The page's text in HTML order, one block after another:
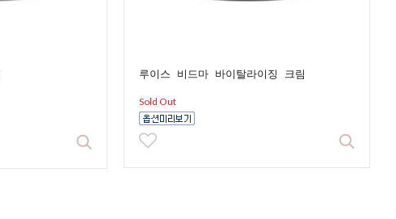
루이스 비드마 바이탈라이징 크림
Sold Out